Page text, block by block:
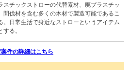
スチックストローの代替素材、廃プラスチッ
間伐材を含む多くの木材で製造可能であるこ
。日常生活で身近なストローというアイテム
る。
件の詳細はこちら